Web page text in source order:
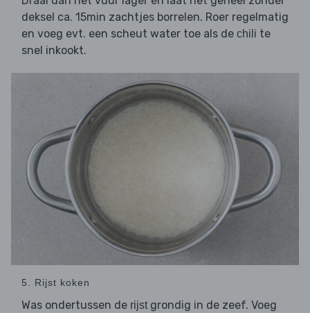
deksel ca. 15min zachtjes borrelen. Roer regelmatig
en voeg evt. een scheut water toe als de chili te
snel inkookt.
5. Rijst koken
Was ondertussen de rijstgrondig in de zeef. Voeg